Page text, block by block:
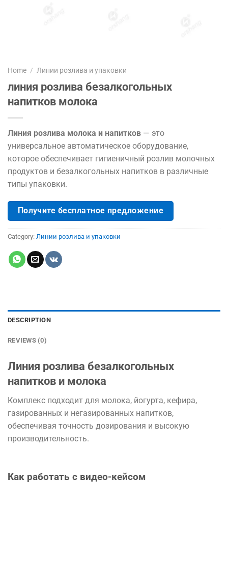
Home / Линии розлива и упаковки
линия розлива безалкогольных
напитков молока
Линия розлива молока и напитков — это
универсальное автоматическое оборудование,
которое обеспечивает гигиеничный розлив молочных
продуктов и безалкогольных напитков в различные
типы упаковки.
Получите бесплатное предложение
Category: Линии розлива и упаковки
DESCRIPTION
REVIEWS (0)
Линия розлива безалкогольных
напитков и молока
Комплекс подходит для молока, йогурта, кефира,
газированных и негазированных напитков,
обеспечивая точность дозирования и высокую
производительность.
Как работать с видео-кейсом